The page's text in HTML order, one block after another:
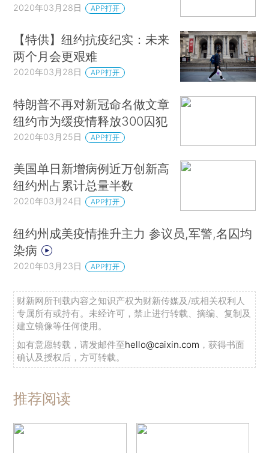
2020年03月28日 APP打开
【特供】纽约抗疫纪实：未来
两个月会更艰难
2020年03月28日 APP打开
特朗普不再对新冠命名做文章
纽约市为缓疫情释放300囚犯
2020年03月25日 APP打开
美国单日新增病例近万创新高
纽约州占累计总量半数
2020年03月24日 APP打开
纽约州成美疫情推升主力 参议员,军警,名囚均
染病
2020年03月23日 APP打开
财新网所刊载内容之知识产权为财新传媒及/或相关权利人
专属所有或持有。未经许可，禁止进行转载、摘编、复制及
建立镜像等任何使用。
如有意愿转载，请发邮件至hello@caixin.com ，获得书面
确认及授权后，方可转载。
推荐阅读